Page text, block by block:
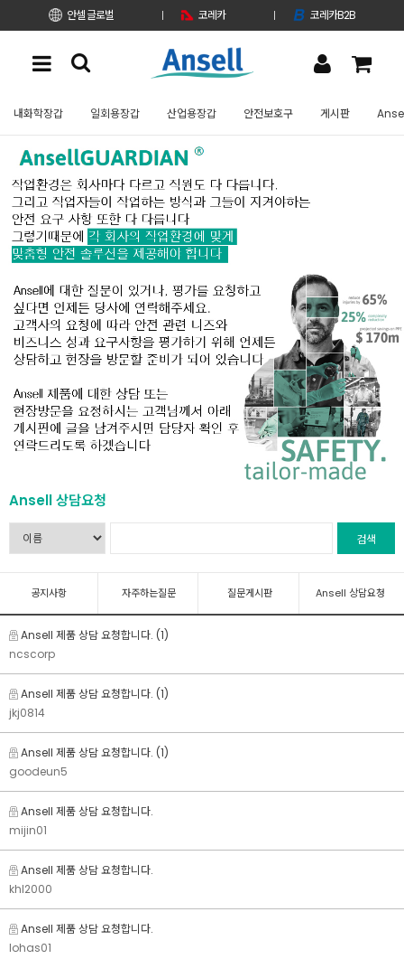
안셀 글로벌 코레카 코레카B2B
내화학장갑 일회용장갑 산업용장갑 안전보호구 게시판
Ansell 상담요청
검색
공지사항 자주하는질문 질문게시판 Ansell 상담요청
Ansell 제품 상담 요청합니다. (1)
ncscorp
Ansell 제품 상담 요청합니다. (1)
jkj0814
Ansell 제품 상담 요청합니다. (1)
goodeun5
Ansell 제품 상담 요청합니다.
mijin01
Ansell 제품 상담 요청합니다.
khl2000
Ansell 제품 상담 요청합니다.
lohas01